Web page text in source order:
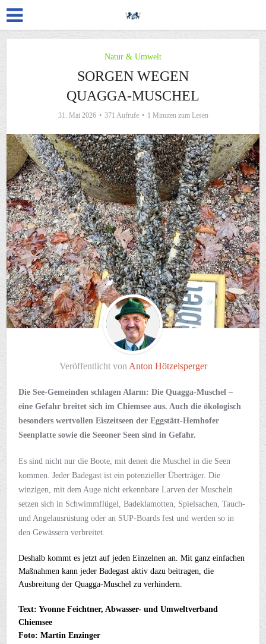
Natur & Umwelt
SORGEN WEGEN
QUAGGA-MUSCHEL
31. Mai 2026 371 Aufrufe 1 Minuten zum Lesen
Veröffentlicht von Anton Hötzelsperger
Die See-Gemeinden schlagen Alarm: Die Quagga-Muschel –
eine Gefahr breitet sich im Chiemsee aus. Auch die ökologisch
besonders wertvollen Eiszeitseen der Eggstätt-Hemhofer
Seenplatte sowie die Seeoner Seen sind in Gefahr.
Es sind nicht nur die Boote, mit denen die Muschel in die Seen
kommen. Jeder Badegast ist ein potenzieller Überträger. Die
winzigen, mit dem Auge nicht erkennbare Larven der Muscheln
setzen sich in Schwimmflügel, Badeklamotten, Spielsachen, Tauch-
und Angelausrüstung oder an SUP-Boards fest und werden so in
den Gewässern verbreitet.
Deshalb kommt es jetzt auf jeden Einzelnen an. Mit ganz einfachen
Maßnahmen kann jeder Badegast aktiv dazu beitragen, die
Ausbreitung der Quagga-Muschel zu verhindern.
Text: Yvonne Feichtner, Abwasser- und Umweltverband
Chiemsee
Foto: Martin Enzinger